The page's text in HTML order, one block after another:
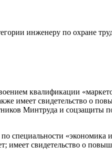
инженеру по охране
квалификации
имеет свидетельство о
Минтруда и соцзащиты
специальности
имеет свидетельство о